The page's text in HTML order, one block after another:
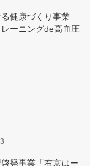
健康づくり事業
レーニングde高血圧
発事業「右京はー